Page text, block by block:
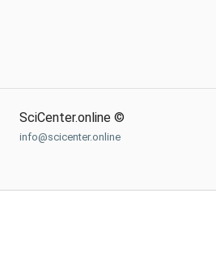
SciCenter.online ©
info@scicenter.online